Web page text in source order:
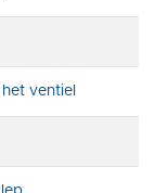
ventiel